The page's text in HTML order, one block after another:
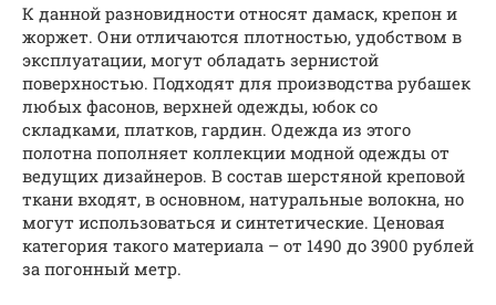
К данной разновидности относят дамаск, крепон и
жоржет. Они отличаются плотностью, удобством в
эксплуатации, могут обладать зернистой
поверхностью. Подходят для производства рубашек
любых фасонов, верхней одежды, юбок со
складками, платков, гардин. Одежда из этого
полотна пополняет коллекции модной одежды от
ведущих дизайнеров. В состав шерстяной креповой
ткани входят, в основном, натуральные волокна, но
могут использоваться и синтетические. Ценовая
категория такого материала – от 1490 до 3900 рублей
за погонный метр.